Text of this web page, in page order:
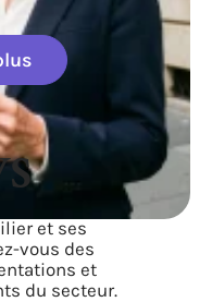
récentes sur
et ses
vous des
et
du secteur.